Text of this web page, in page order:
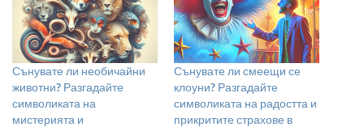
Сънувате ли необичайни
животни? Разгадайте
символиката на
мистерията и
Сънувате ли смеещи се
клоуни? Разгадайте
символиката на радостта и
прикритите страхове в